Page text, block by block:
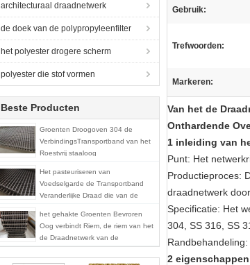
architecturaal draadnetwerk
de doek van de polypropyleenfilter
het polyester drogere scherm
polyester die stof vormen
Beste Producten
Groenten Droogoven 304 de
VerbindingsTransportband van het
Roestvrij staaloog
Het pasteuriseren van
Voedselgarde de Transportband
Veranderlijke Draad die van de
uit elkaar plaatsen
het gehakte Groenten Bevroren
Oog verbindt Riem, de riem van het
de Draadnetwerk van de
Voedselrang het Gemakkelijke
Gebruik:
Trefwoorden:
Markeren:
Van het de
Onthardende
1 inleiding van
Punt: Het
Productieproces:
draadnetwerk
Specificatie: Het
304, SS 316, SS
2